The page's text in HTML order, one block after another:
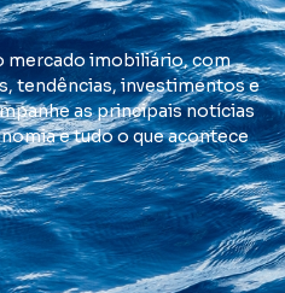
mercado imobiliário, com
tendências, investimentos e
as principais notícias
e tudo o que acontece